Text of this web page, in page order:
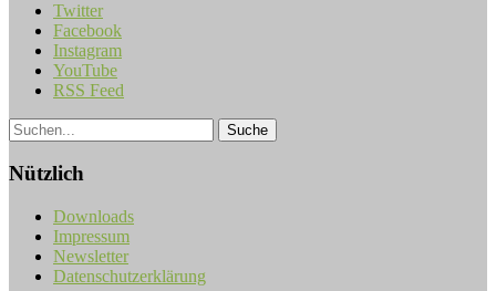
Twitter
Facebook
Instagram
YouTube
RSS Feed
Nützlich
Downloads
Impressum
Newsletter
Datenschutzerklärung